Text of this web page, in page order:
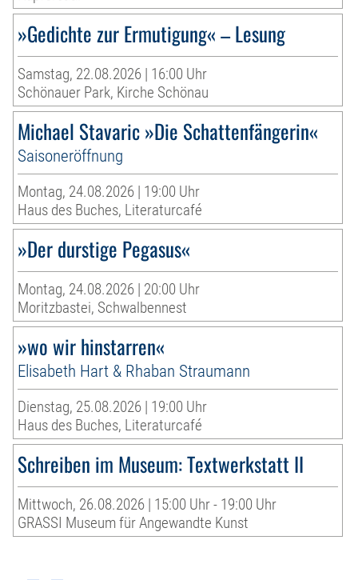
»Gedichte zur Ermutigung« – Lesung
Samstag, 22.08.2026 | 16:00 Uhr
Schönauer Park, Kirche Schönau
Michael Stavaric »Die Schattenfängerin«
Saisoneröffnung
Montag, 24.08.2026 | 19:00 Uhr
Haus des Buches, Literaturcafé
»Der durstige Pegasus«
Montag, 24.08.2026 | 20:00 Uhr
Moritzbastei, Schwalbennest
»wo wir hinstarren«
Elisabeth Hart & Rhaban Straumann
Dienstag, 25.08.2026 | 19:00 Uhr
Haus des Buches, Literaturcafé
Schreiben im Museum: Textwerkstatt II
Mittwoch, 26.08.2026 | 15:00 Uhr - 19:00 Uhr
GRASSI Museum für Angewandte Kunst